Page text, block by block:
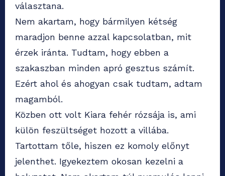
választana.
Nem akartam, hogy bármilyen kétség
maradjon benne azzal kapcsolatban, mit
érzek iránta. Tudtam, hogy ebben a
szakaszban minden apró gesztus számít.
Ezért ahol és ahogyan csak tudtam, adtam
magamból.
Közben ott volt Kiara fehér rózsája is, ami
külön feszültséget hozott a villába.
Tartottam tőle, hiszen ez komoly előnyt
jelenthet. Igyekeztem okosan kezelni a